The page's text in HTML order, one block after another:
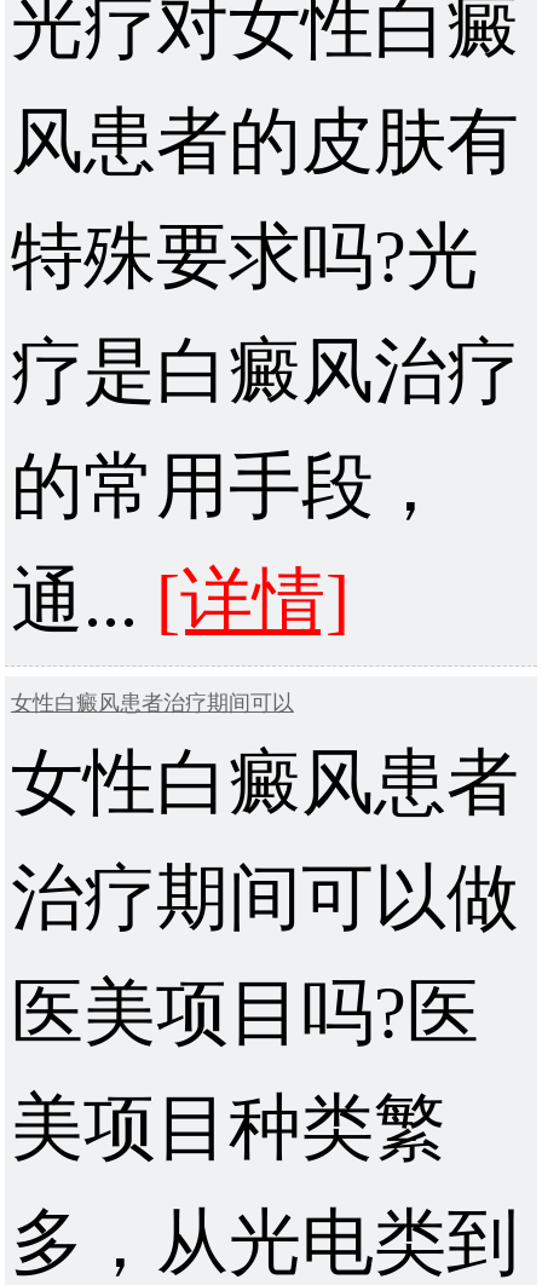
光疗对女性白癜
风患者的皮肤有
特殊要求吗?光
疗是白癜风治疗
的常用手段，
通... [详情]
女性白癜风患者治疗期间可以
女性白癜风患者
治疗期间可以做
医美项目吗?医
美项目种类繁
多，从光电类到